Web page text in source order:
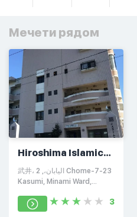
Мечети рядом
Hiroshima Islamic
Cultural Centre
武井، اليابان،, 2 Chome-7-23
Kasumi, Minami Ward,
Япония
3